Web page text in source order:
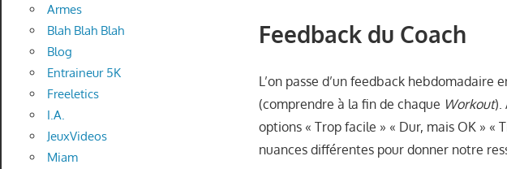
Feedback du Coach
L’on passe d’un feedback hebdomadaire
(comprendre à la fin de chaque Workout).
options « Trop facile » « Dur, mais OK » «
nuances différentes pour donner notre
Armes
Blah Blah Blah
Blog
Entraineur 5K
Freeletics
I.A.
JeuxVideos
Miam